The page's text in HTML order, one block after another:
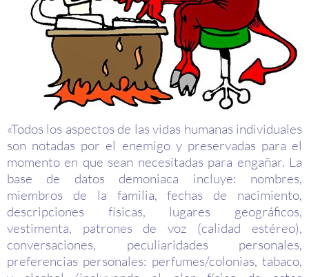
«Todos los aspectos de las vidas humanas individuales
son notadas por el enemigo y preservadas para el
momento en que sean necesitadas para engañar. La
base de datos demoniaca incluye: nombres,
miembros de la familia, fechas de nacimiento,
descripciones físicas, lugares geográficos,
vestimenta, patrones de voz (calidad estéreo),
conversaciones, peculiaridades personales,
preferencias personales: perfumes/colonias, tabaco,